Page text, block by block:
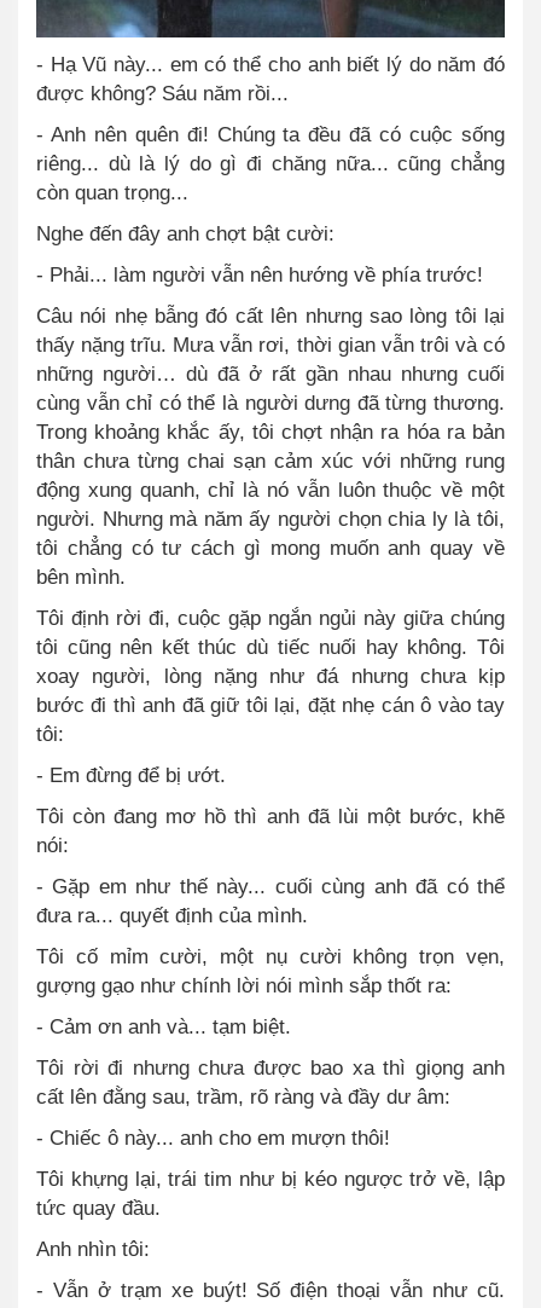
- Hạ Vũ này... em có thể cho anh biết lý do năm đó
được không? Sáu năm rồi...
- Anh nên quên đi! Chúng ta đều đã có cuộc sống
riêng... dù là lý do gì đi chăng nữa... cũng chẳng
còn quan trọng...
Nghe đến đây anh chợt bật cười:
- Phải... làm người vẫn nên hướng về phía trước!
Câu nói nhẹ bẫng đó cất lên nhưng sao lòng tôi lại
thấy nặng trĩu. Mưa vẫn rơi, thời gian vẫn trôi và có
những người… dù đã ở rất gần nhau nhưng cuối
cùng vẫn chỉ có thể là người dưng đã từng thương.
Trong khoảng khắc ấy, tôi chợt nhận ra hóa ra bản
thân chưa từng chai sạn cảm xúc với những rung
động xung quanh, chỉ là nó vẫn luôn thuộc về một
người. Nhưng mà năm ấy người chọn chia ly là tôi,
tôi chẳng có tư cách gì mong muốn anh quay về
bên mình.
Tôi định rời đi, cuộc gặp ngắn ngủi này giữa chúng
tôi cũng nên kết thúc dù tiếc nuối hay không. Tôi
xoay người, lòng nặng như đá nhưng chưa kịp
bước đi thì anh đã giữ tôi lại, đặt nhẹ cán ô vào tay
tôi:
- Em đừng để bị ướt.
Tôi còn đang mơ hồ thì anh đã lùi một bước, khẽ
nói:
- Gặp em như thế này... cuối cùng anh đã có thể
đưa ra... quyết định của mình.
Tôi cố mỉm cười, một nụ cười không trọn vẹn,
gượng gạo như chính lời nói mình sắp thốt ra:
- Cảm ơn anh và... tạm biệt.
Tôi rời đi nhưng chưa được bao xa thì giọng anh
cất lên đằng sau, trầm, rõ ràng và đầy dư âm:
- Chiếc ô này... anh cho em mượn thôi!
Tôi khựng lại, trái tim như bị kéo ngược trở về, lập
tức quay đầu.
Anh nhìn tôi:
- Vẫn ở trạm xe buýt! Số điện thoại vẫn như cũ.